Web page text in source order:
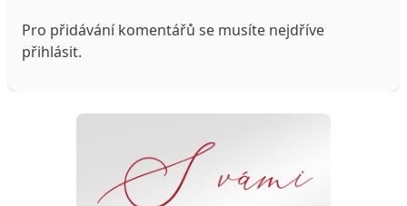
Pro přidávání komentářů se musíte nejdříve
přihlásit.